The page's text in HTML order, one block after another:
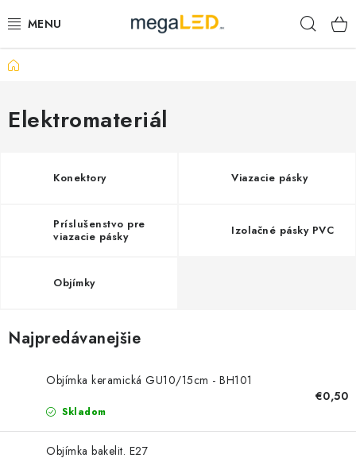
na
PRIEMYSEL
SVIETIDLÁ
ELEKTROMATERIÁL
VENTILÁTORY
Domov
Elektromateriál
Konektory Viazacie pásky
Príslušenstvo pre
viazacie pásky
Izolačné pásky PVC
Objímky
Najpredávanejšie
Objímka keramická GU10/15cm - BH101
Skladom
€0,50
Objímka bakelit. E27